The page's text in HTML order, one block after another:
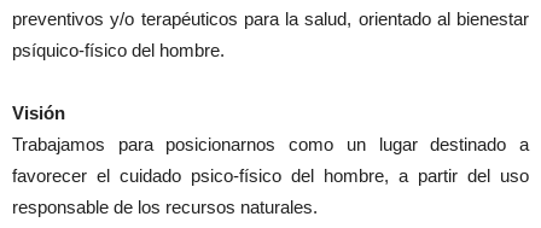
preventivos y/o terapéuticos para la salud, orientado al bienestar
psíquico-físico del hombre.
Visión
Trabajamos para posicionarnos como un lugar destinado a
favorecer el cuidado psico-físico del hombre, a partir del uso
responsable de los recursos naturales.